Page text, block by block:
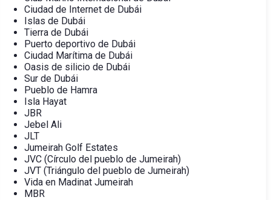
Ciudad de Internet de Dubái
Islas de Dubái
Tierra de Dubái
Puerto deportivo de Dubái
Ciudad Marítima de Dubái
Oasis de silicio de Dubái
Sur de Dubái
Pueblo de Hamra
Isla Hayat
JBR
Jebel Ali
JLT
Jumeirah Golf Estates
JVC (Círculo del pueblo de Jumeirah)
JVT (Triángulo del pueblo de Jumeirah)
Vida en Madinat Jumeirah
MBR